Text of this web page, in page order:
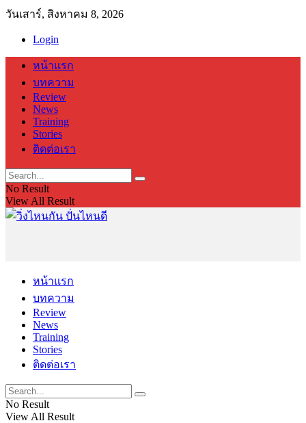
วันเสาร์, สิงหาคม 8, 2026
Login
หน้าแรก
บทความ
Review
News
Training
Stories
ติดต่อเรา
No Result
View All Result
หน้าแรก
บทความ
Review
News
Training
Stories
ติดต่อเรา
No Result
View All Result